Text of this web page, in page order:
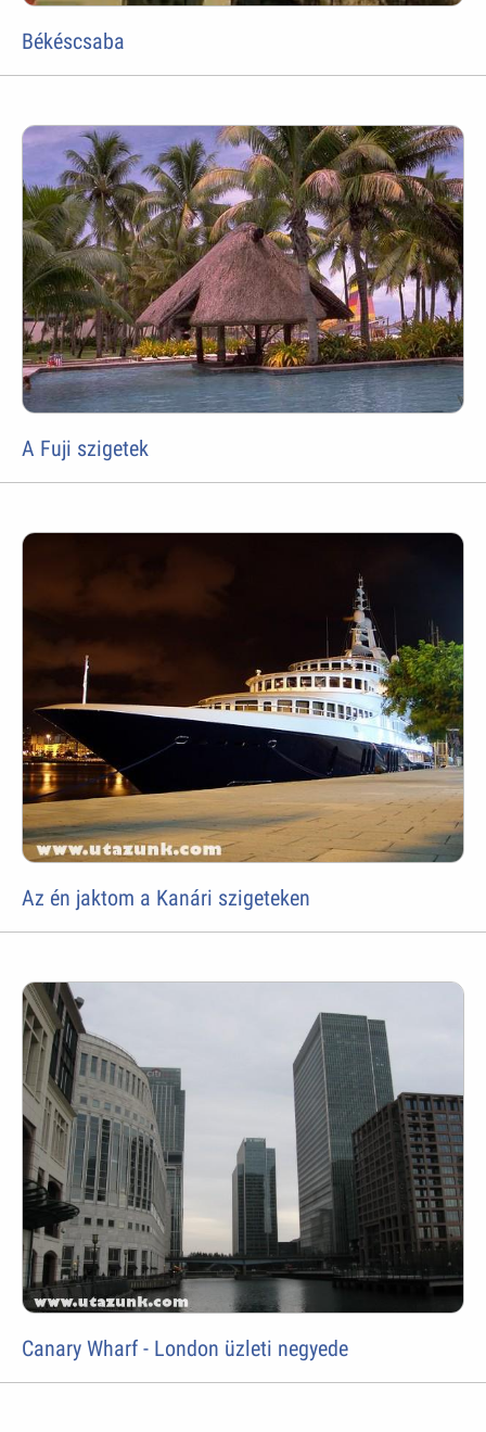
Békéscsaba
A Fuji szigetek
Az én jaktom a Kanári szigeteken
Canary Wharf - London üzleti negyede